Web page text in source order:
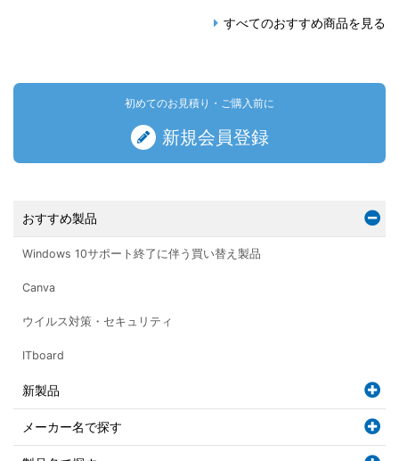
すべてのおすすめ商品を見る
初めてのお見積り・ご購入前に
新規会員登録
おすすめ製品
Windows 10サポート終了に伴う買い替え製品
Canva
ウイルス対策・セキュリティ
ITboard
新製品
メーカー名で探す